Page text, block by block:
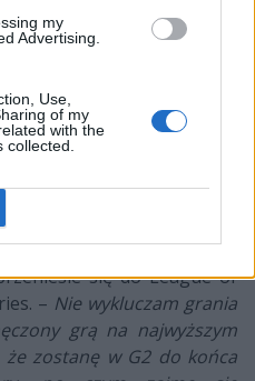
my
Advertising.
Use,
of my
with the
i dokąd – śledź transfery na
of Legends
był wszelkie potwierdzone
transferowe, jednak
na plotkach dotyczących
Północnej. Jankos
Barneya "Alphariego"
przyjąć ofertę Team
milionów dolarów i nie
się do League of
– Nie wykluczam grania
grą na najwyższym
zostanę w G2 do końca